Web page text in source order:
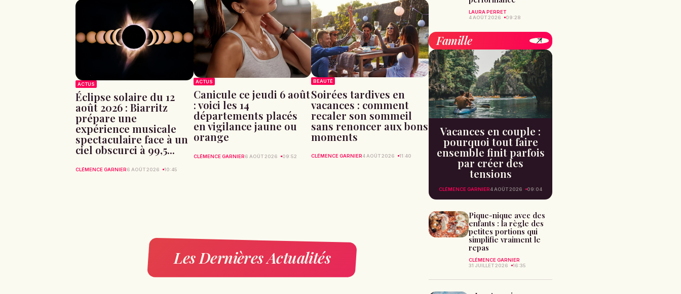
ACTUS
Éclipse solaire du 12
août 2026 : Biarritz
prépare une
expérience musicale
spectaculaire face à un
ciel obscurci à 99,5...
CLÉMENCE GARNIER6 AOÛT 2026 10:45
ACTUS
Canicule ce jeudi 6 août
: voici les 14
départements placés
en vigilance jaune ou
orange
CLÉMENCE GARNIER6 AOÛT 2026 09:52
BEAUTÉ
Soirées tardives en
vacances : comment
recaler son sommeil
sans renoncer aux bons
moments
CLÉMENCE GARNIER4 AOÛT 2026 11:40
Les Dernières Actualités
LAURA PERRET
4 AOÛT 2026
09:28
Famille
Vacances en couple :
pourquoi tout faire
ensemble finit parfois
par créer des
tensions
CLÉMENCE GARNIER4 AOÛT 2026 09:04
Pique-nique avec des
enfants : la règle des
petites portions qui
simplifie vraiment le
repas
CLÉMENCE GARNIER
31 JUILLET 2026
16:35